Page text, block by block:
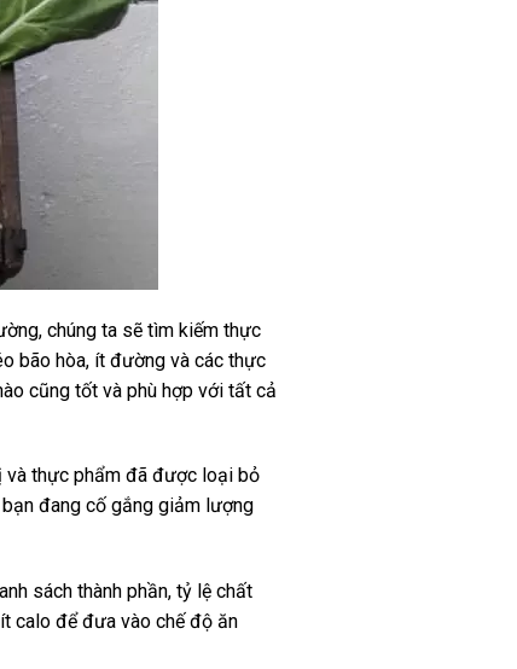
chúng ta sẽ tìm kiếm thực
bão hòa, ít đường và các thực
cũng tốt và phù hợp với tất cả
và thực phẩm đã được loại bỏ
đang cố gắng giảm lượng
sách thành phần, tỷ lệ chất
calo để đưa vào chế độ ăn